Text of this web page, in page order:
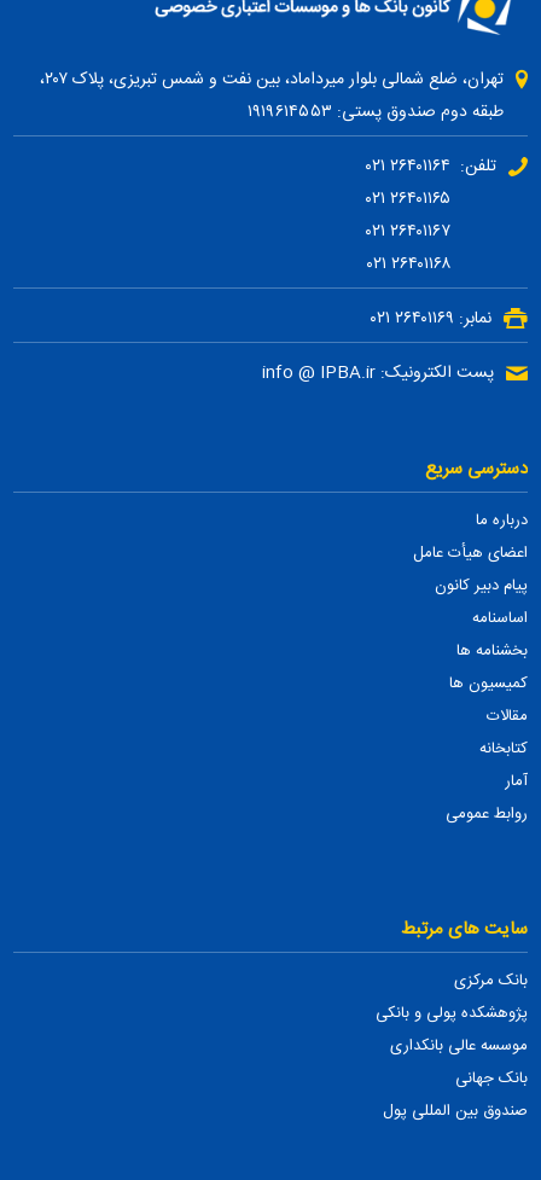
تهران، ضلع شمالی بلوار میرداماد، بین نفت و شمس تبریزی، پلاک ۲۰۷،
طبقه دوم صندوق پستی: ۱۹۱۹۶۱۴۵۵۳
تلفن: ۲۶۴۰۱۱۶۴ ۰۲۱
۲۶۴۰۱۱۶۷ ۰۲۱
۲۶۴۰۱۱۶۸ ۰۲۱
نمابر: ۲۶۴۰۱۱۶۹ ۰۲۱
پست الکترونیک: info @ IPBA.ir
دسترسی سریع
درباره ما
اعضای هیأت عامل
پیام دبیر کانون
اساسنامه
بخشنامه ها
کمیسیون ها
مقالات
کتابخانه
آمار
روابط عمومی
سایت های مرتبط
بانک مرکزی
پژوهشکده پولی و بانکی
موسسه عالی بانکداری
بانک جهانی
صندوق بین المللی پول